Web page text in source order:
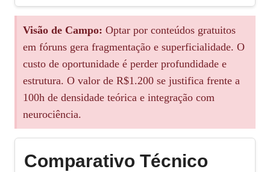
Visão de Campo: Optar por conteúdos gratuitos
em fóruns gera fragmentação e superficialidade. O
custo de oportunidade é perder profundidade e
estrutura. O valor de R$1.200 se justifica frente a
100h de densidade teórica e integração com
neurociência.
Comparativo Técnico